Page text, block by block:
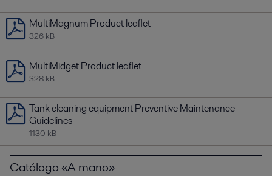
MultiMagnum Product leaflet
326 kB
MultiMidget Product leaflet
328 kB
Tank cleaning equipment Preventive Maintenance
Guidelines
1130 kB
Catálogo «A mano»